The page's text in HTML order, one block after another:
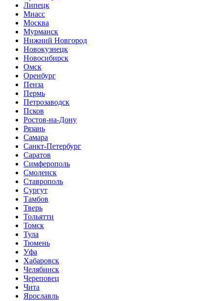
Липецк
Миасс
Москва
Мурманск
Нижний Новгород
Новокузнецк
Новосибирск
Омск
Оренбург
Пенза
Пермь
Петрозаводск
Псков
Ростов-на-Дону
Рязань
Самара
Санкт-Петербург
Саратов
Симферополь
Смоленск
Ставрополь
Сургут
Тамбов
Тверь
Тольятти
Томск
Тула
Тюмень
Уфа
Хабаровск
Челябинск
Череповец
Чита
Ярославль